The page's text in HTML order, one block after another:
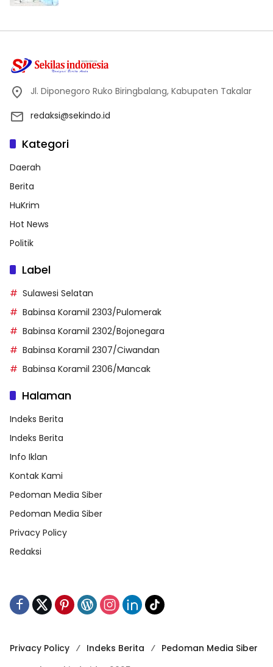
Jl. Diponegoro Ruko Biringbalang, Kabupaten Takalar
redaksi@sekindo.id
Kategori
Daerah
Berita
HuKrim
Hot News
Politik
Label
Sulawesi Selatan
Babinsa Koramil 2303/Pulomerak
Babinsa Koramil 2302/Bojonegara
Babinsa Koramil 2307/Ciwandan
Babinsa Koramil 2306/Mancak
Halaman
Indeks Berita
Indeks Berita
Info Iklan
Kontak Kami
Pedoman Media Siber
Pedoman Media Siber
Privacy Policy
Redaksi
Privacy Policy Indeks Berita
Pedoman Media Siber